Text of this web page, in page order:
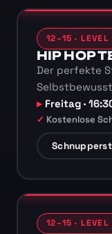
12–15 · LEVEL
HIP HOP
Der perfekte
Freitag ·
Kostenlose
12–15 · LEVEL